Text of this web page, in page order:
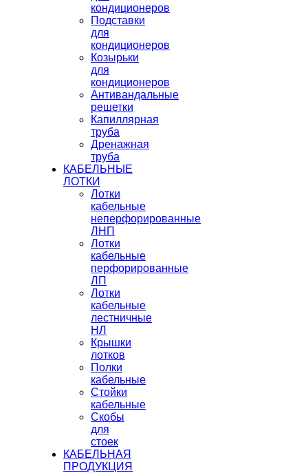
кондиционеров
Подставки
для
кондиционеров
Козырьки
для
кондиционеров
Антивандальные
решетки
Капиллярная
труба
Дренажная
труба
КАБЕЛЬНЫЕ
ЛОТКИ
Лотки
кабельные
неперфорированные
ЛНП
Лотки
кабельные
перфорированные
ЛП
Лотки
кабельные
лестничные
НЛ
Крышки
лотков
Полки
кабельные
Стойки
кабельные
Скобы
для
стоек
КАБЕЛЬНАЯ
ПРОДУКЦИЯ